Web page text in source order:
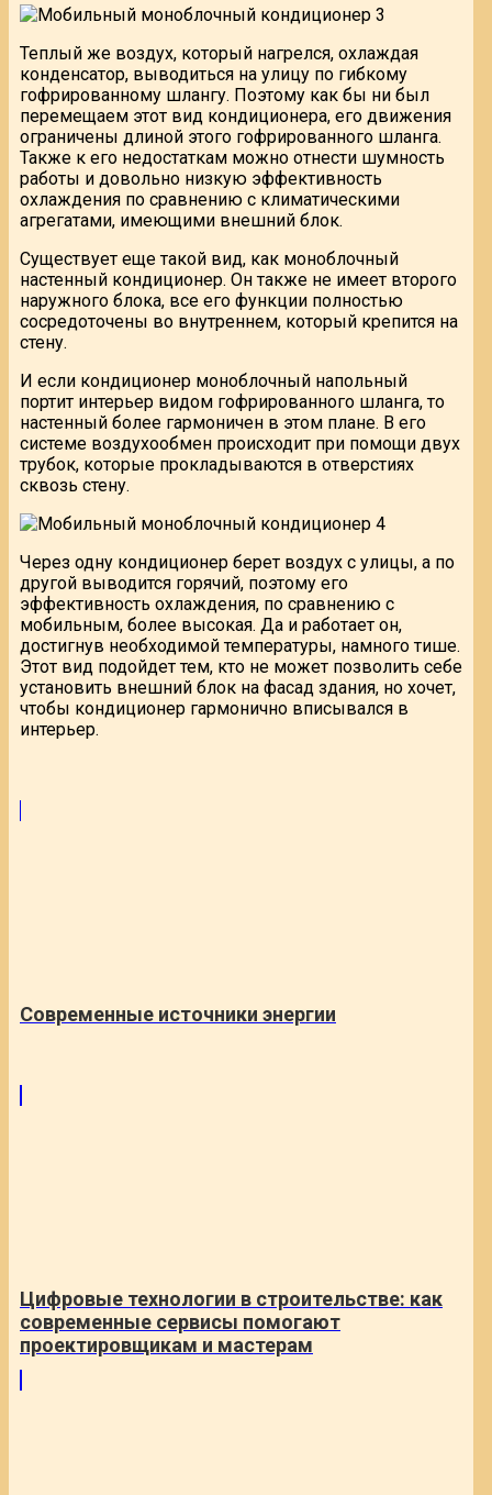
Теплый же воздух, который нагрелся, охлаждая
конденсатор, выводиться на улицу по гибкому
гофрированному шлангу. Поэтому как бы ни был
перемещаем этот вид кондиционера, его движения
ограничены длиной этого гофрированного шланга.
Также к его недостаткам можно отнести шумность
работы и довольно низкую эффективность
охлаждения по сравнению с климатическими
агрегатами, имеющими внешний блок.
Существует еще такой вид, как моноблочный
настенный кондиционер. Он также не имеет второго
наружного блока, все его функции полностью
сосредоточены во внутреннем, который крепится на
стену.
И если кондиционер моноблочный напольный
портит интерьер видом гофрированного шланга, то
настенный более гармоничен в этом плане. В его
системе воздухообмен происходит при помощи двух
трубок, которые прокладываются в отверстиях
сквозь стену.
Через одну кондиционер берет воздух с улицы, а по
другой выводится горячий, поэтому его
эффективность охлаждения, по сравнению с
мобильным, более высокая. Да и работает он,
достигнув необходимой температуры, намного тише.
Этот вид подойдет тем, кто не может позволить себе
установить внешний блок на фасад здания, но хочет,
чтобы кондиционер гармонично вписывался в
интерьер.
Современные источники энергии
Цифровые технологии в строительстве: как
современные сервисы помогают
проектировщикам и мастерам